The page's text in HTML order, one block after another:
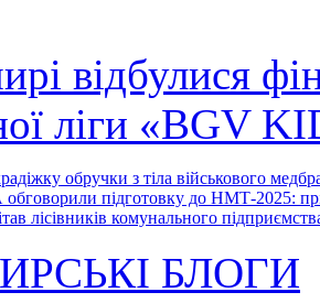
відбулися
ліги «BGV
обручки з тіла військового
підготовку до НМТ-2025:
лісівників комунального
БЛОГИ